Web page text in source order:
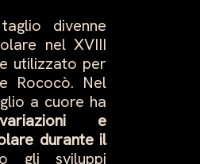
divenne
nel XVIII
utilizzato per
Rococò. Nel
a cuore ha
e
durante il
gli sviluppi